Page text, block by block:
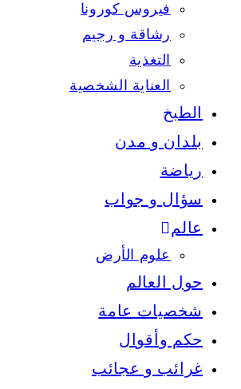
فيروس كورونا
رشاقة و رجيم
التغذية
العناية الشخصية
الطبخ
بلدان و مدن
رياضة
سؤال و جواب
عالم
علوم الأرض
حول العالم
شخصيات عامة
حكم وأقوال
غرائب و عجائب